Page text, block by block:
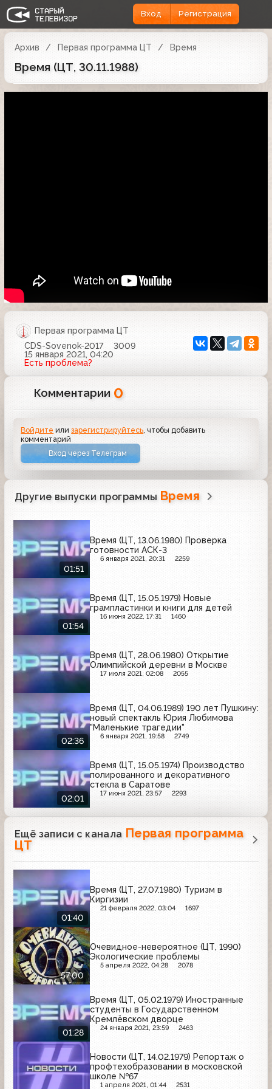
Вход Регистрация
Архив Первая программа ЦТ Время
Время (ЦТ, 30.11.1988)
Первая программа ЦТ
CDS-Sovenok-2017
3009
15 января 2021, 04:20
Есть проблема?
Комментарии 0
Войдите илизарегистрируйтесь , чтобы добавить
комментарий
Вход через Телеграм
Другие выпуски программы Время
01:51
Время (ЦТ, 13.06.1980) Проверка
готовности АСК-3
6 января 2021, 20:31 2259
01:54
Время (ЦТ, 15.05.1979) Новые
грампластинки и книги для детей
16 июня 2022, 17:31 1460
Время (ЦТ, 28.06.1980) Открытие
Олимпийской деревни в Москве
17 июля 2021, 02:08 2055
02:36
Время (ЦТ, 04.06.1989) 190 лет Пушкину:
новый спектакль Юрия Любимова
"Маленькие трагедии"
6 января 2021, 19:58 2749
02:01
Время (ЦТ, 15.05.1974) Производство
полированного и декоративного
стекла в Саратове
17 июня 2021, 23:57 2293
Ещё записи с канала Первая программа
ЦТ
01:40
Время (ЦТ, 27.07.1980) Туризм в
Киргизии
21 февраля 2022, 03:04 1697
57:00
Очевидное-невероятное (ЦТ, 1990)
Экологические проблемы
5 апреля 2022, 04:28 2078
01:28
Время (ЦТ, 05.02.1979) Иностранные
студенты в Государственном
Кремлёвском дворце
24 января 2021, 23:59 2463
Новости (ЦТ, 14.02.1979) Репортаж о
профтехобразовании в московской
школе №67
1 апреля 2021, 01:44 2531